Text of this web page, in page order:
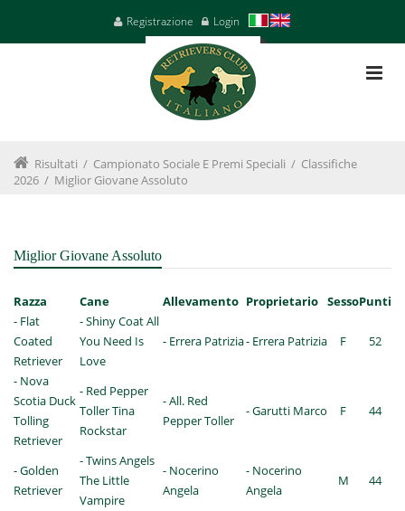
Registrazione Login
Risultati / Campionato Sociale E Premi Speciali / Classifiche
2026 / Miglior Giovane Assoluto
Miglior Giovane Assoluto
Razza Cane Allevamento Proprietario SessoPunti
- Flat
Coated
Retriever
- Shiny Coat All
You Need Is
Love
- Errera Patrizia- Errera Patrizia F 52
- Nova
Scotia Duck
Tolling
Retriever
- Red Pepper
Toller Tina
Rockstar
- All. Red
Pepper Toller
- Garutti Marco F 44
- Golden
Retriever
- Twins Angels
The Little
Vampire
- Nocerino
Angela
- Nocerino
Angela
M 44